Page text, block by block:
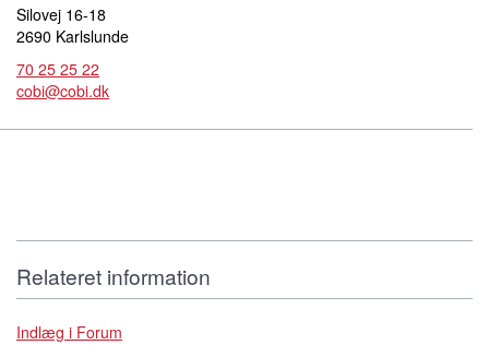
Silovej 16-18
2690 Karlslunde
70 25 25 22
cobi@cobi.dk
Relateret information
Indlæg i Forum